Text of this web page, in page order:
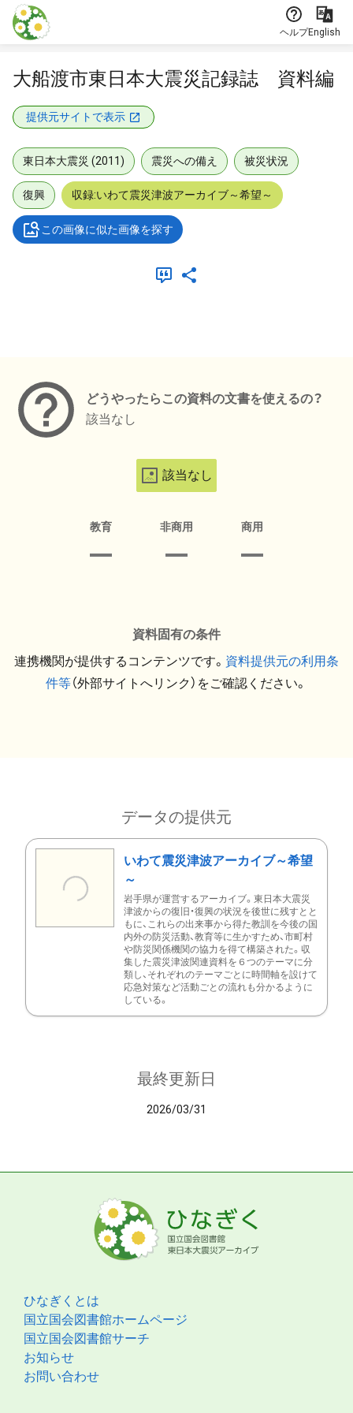
本文に飛ぶ
ヘルプEnglish
大船渡市東日本大震災記録誌 資料編
提供元サイトで表示
東日本大震災 (2011) 震災への備え 被災状況
復興 収録:いわて震災津波アーカイブ～希望～
この画像に似た画像を探す
どうやったらこの資料の文書を使えるの？
該当なし
該当なし
教育 非商用 商用
資料固有の条件
連携機関が提供するコンテンツです。 資料提供元の利用条
件等（外部サイトへリンク）をご確認ください。
データの提供元
いわて震災津波アーカイブ～希望
～
岩手県が運営するアーカイブ。東日本大震災
津波からの復旧・復興の状況を後世に残すとと
もに、これらの出来事から得た教訓を今後の国
内外の防災活動、教育等に生かすため、市町村
や防災関係機関の協力を得て構築された。収
集した震災津波関連資料を６つのテーマに分
類し、それぞれのテーマごとに時間軸を設けて
応急対策など活動ごとの流れも分かるように
している。
最終更新日
2026/03/31
ひなぎくとは
国立国会図書館ホームページ
国立国会図書館サーチ
お知らせ
お問い合わせ